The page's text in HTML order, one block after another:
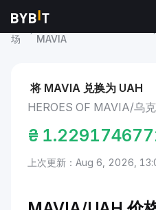
市
场
Heroes of Mavia 价格
MAVIA
将 MAVIA 兑换为 UAH
HEROES OF MAVIA/乌
₴
上次更新：Aug 6, 2026,